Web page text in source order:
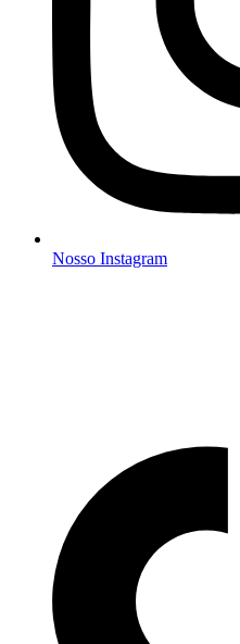
Nosso Instagram